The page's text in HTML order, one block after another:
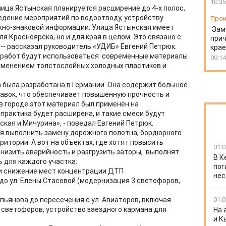
Ястынская планируется расширение до 4-х полос,
мероприятий по водоотводу, устройству
знаковой информации. Улица Ястынская имеет
Красноярска, но и для края в целом. Это связано с
рассказал руководитель «УДИБ» Евгений Петрюк.
будут использоваться современные материалы
толстослойных холодных пластиков и
разработана в Германии. Она содержит большое
что обеспечивает повышенную прочность и
городе этот материал был применён на
будет расширена, и такие смеси будут
и Мичурина», - поведал Евгений Петрюк.
выполнить замену дорожного полотна, бордюрного
А вот на объектах, где хотят повысить
аварийность и разгрузить заторы, выполнят
каждого участка:
снижение мест концентрации ДТП
ул. Елены Стасовой (модернизация 3 светофоров,
до пересечения с ул. Авиаторов, включая
устройство заездного кармана для
крае
В
На
и